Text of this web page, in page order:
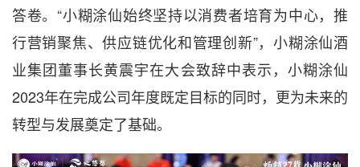
答卷。“小糊涂仙始终坚持以消费者培育为中心，推
行营销聚焦、供应链优化和管理创新”，小糊涂仙酒
业集团董事长黄震宇在大会致辞中表示，小糊涂仙
2023年在完成公司年度既定目标的同时，更为未来的
转型与发展奠定了基础。